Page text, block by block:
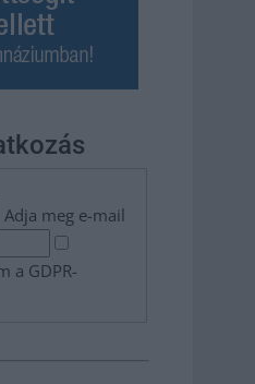
Adja meg e-mail
a GDPR-